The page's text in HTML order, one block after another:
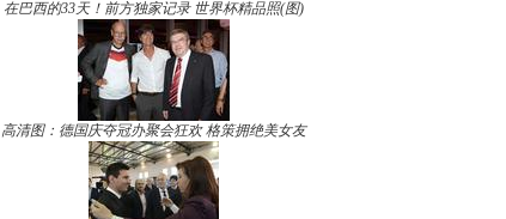
在巴西的33天！前方独家记录 世界杯精品照(图)
高清图：德国庆夺冠办聚会狂欢 格策拥绝美女友